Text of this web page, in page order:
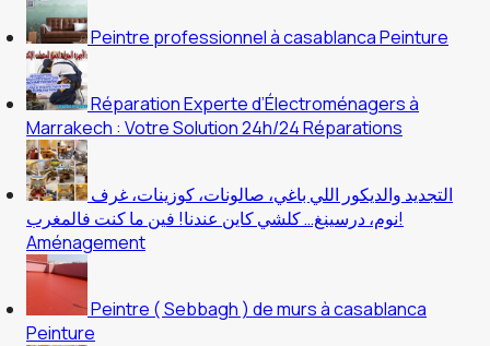
Peintre professionnel à casablancaPeinture
Réparation Experte d’Électroménagers à
Marrakech : Votre Solution 24h/24Réparations
التجديد والديكور اللي باغي، صالونات، كوزينات، غرف
نوم، درسينغ… كلشي كاين عندنا! فين ما كنت فالمغرب!
Aménagement
Peintre ( Sebbagh ) de murs à casablanca
Peinture